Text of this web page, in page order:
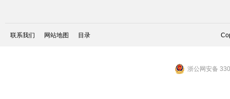
联系我们 网站地图 目录
浙公网安备